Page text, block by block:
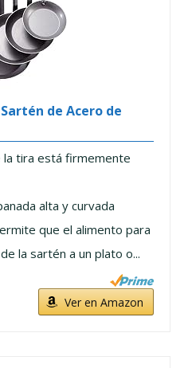
Sartén de Acero de
la tira está firmemente
alta y curvada
que el alimento para
la sartén a un plato o...
Ver en Amazon